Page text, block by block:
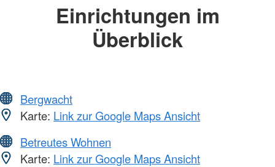
Einrichtungen im
Überblick
Bergwacht
Karte: Link zur Google Maps Ansicht
Betreutes Wohnen
Karte: Link zur Google Maps Ansicht